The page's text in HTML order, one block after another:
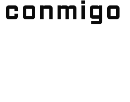
conmigo